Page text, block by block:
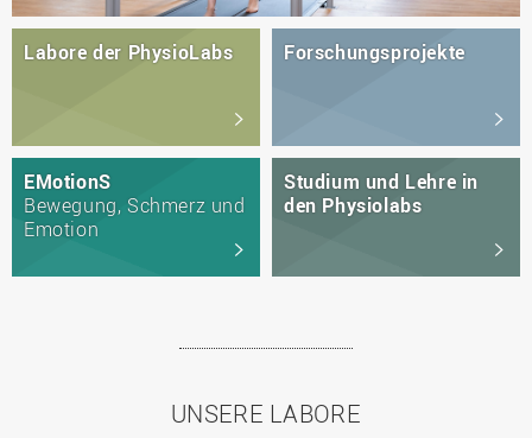
Labore der PhysioLabs Forschungsprojekte
EMotionS
Bewegung, Schmerz und
Emotion
Studium und Lehre in
den Physiolabs
UNSERE LABORE